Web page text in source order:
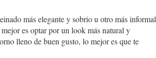
más elegante y sobrio u otro más informal
es optar por un look más natural y
lleno de buen gusto, lo mejor es que te